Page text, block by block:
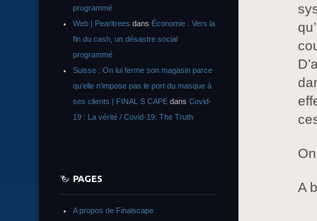
A
programmé
Web | Pearltrees dans Économie : Vers la
fin du cash, un désastre social
programmé
Suisse : On lui ferme son magasin parce
qu’elle n’impose pas le port du masque à
ses clients | FINAL S CAPE dans Covid-
19 : La vérité / Covid-19: The Truth
PAGES
A propos de Finalscape